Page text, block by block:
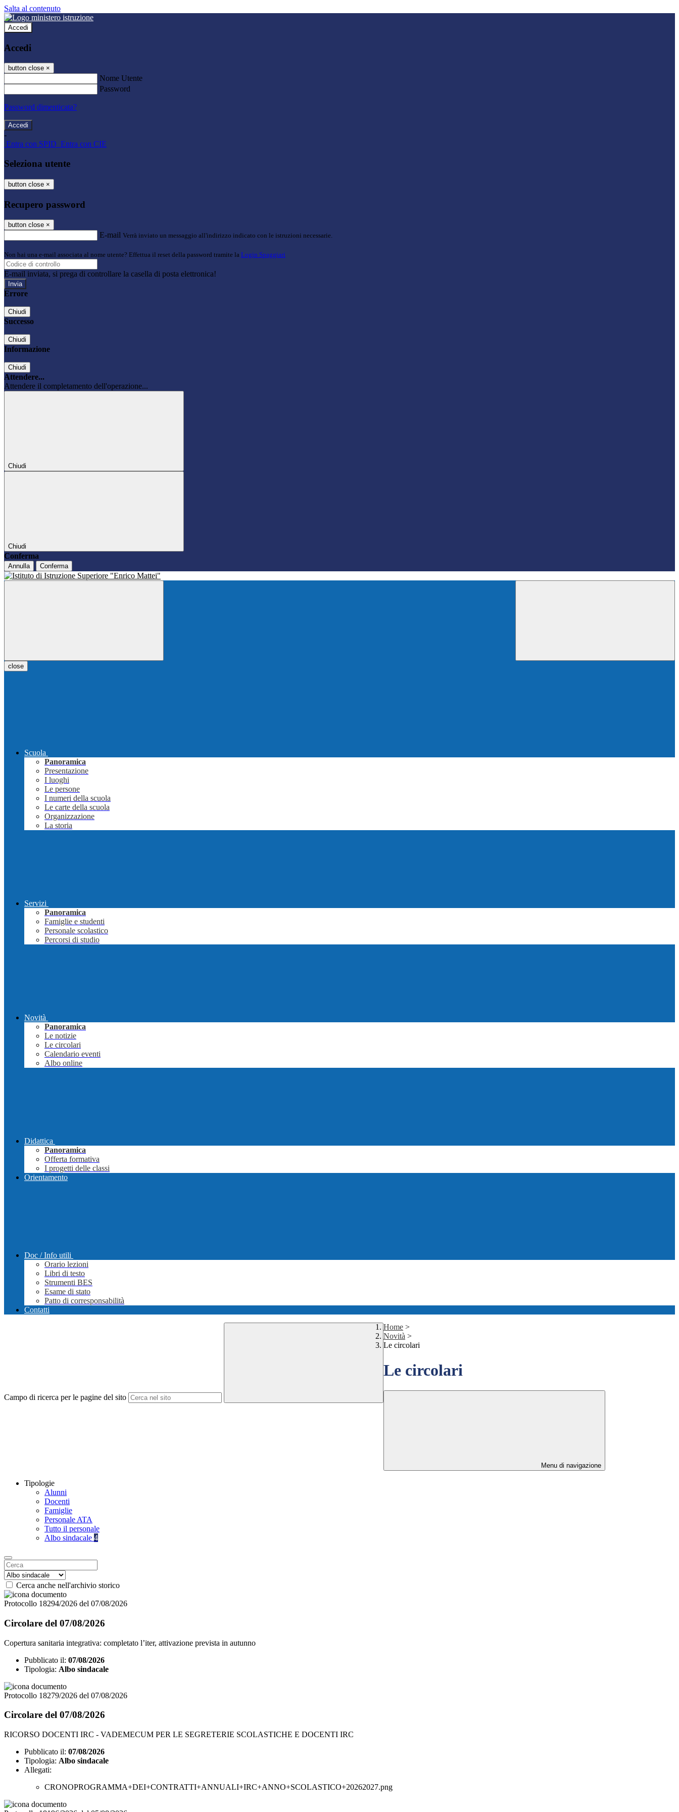
Salta al contenuto
Accedi
Accedi
button close ×
Nome Utente
Password
Password dimenticata?
-
Entra con SPID Entra con CIE
Seleziona utente
button close ×
Recupero password
button close ×
E-mail Verrà inviato un messaggio all'indirizzo indicato con le istruzioni necessarie.
Non hai una e-mail associata al nome utente? Effettua il reset della password tramite la Login Spaggiari
E-mail inviata, si prega di controllare la casella di posta elettronica!
Errore
Chiudi
Successo
Chiudi
Informazione
Chiudi
Attendere...
Attendere il completamento dell'operazione...
Chiudi
Chiudi
Conferma
Annulla Conferma
close
Scuola
Panoramica
Presentazione
I luoghi
Le persone
I numeri della scuola
Le carte della scuola
Organizzazione
La storia
Servizi
Panoramica
Famiglie e studenti
Personale scolastico
Percorsi di studio
Novità
Panoramica
Le notizie
Le circolari
Calendario eventi
Albo online
Didattica
Panoramica
Offerta formativa
I progetti delle classi
Orientamento
Doc / Info utili
Orario lezioni
Libri di testo
Strumenti BES
Esame di stato
Patto di corresponsabilità
Contatti
Campo di ricerca per le pagine del sito
Home >
Novità >
Le circolari
Le circolari
Menu di navigazione
Tipologie
Alunni
Docenti
Famiglie
Personale ATA
Tutto il personale
Albo sindacale 4
Cerca anche nell'archivio storico
Protocollo 18294/2026 del 07/08/2026
Circolare del 07/08/2026
Copertura sanitaria integrativa: completato l’iter, attivazione prevista in autunno
Pubblicato il: 07/08/2026
Tipologia: Albo sindacale
Protocollo 18279/2026 del 07/08/2026
Circolare del 07/08/2026
RICORSO DOCENTI IRC - VADEMECUM PER LE SEGRETERIE SCOLASTICHE E DOCENTI IRC
Pubblicato il: 07/08/2026
Tipologia: Albo sindacale
Allegati:
CRONOPROGRAMMA+DEI+CONTRATTI+ANNUALI+IRC+ANNO+SCOLASTICO+20262027.png